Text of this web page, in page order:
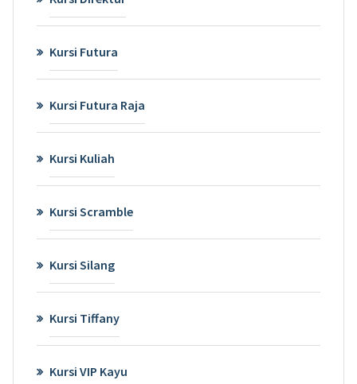
Kursi Futura
Kursi Futura Raja
Kursi Kuliah
Kursi Scramble
Kursi Silang
Kursi Tiffany
Kursi VIP Kayu